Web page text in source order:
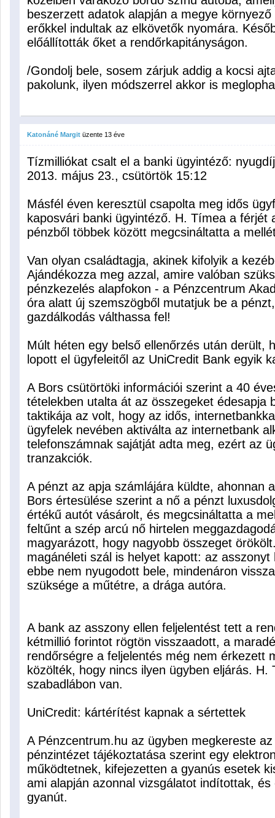
beszerzett adatok alapján a megye
erőkkel indultak az elkövetők nyomára.
előállították őket a rendőrkapitányságon.
/Gondolj bele, sosem zárjuk addig a kocsi
pakolunk, ilyen módszerrel akkor is
Katonáné Margit üzente 13 éve
Tízmilliókat csalt el a banki ügyintéző:
2013. május 23., csütörtök 15:12
Másfél éven keresztül csapolta meg idős
kaposvári banki ügyintéző. H. Tímea a férjét
pénzből többek között megcsináltatta a
Van olyan családtagja, akinek kifolyik a
Ajándékozza meg azzal, amire valóban
pénzkezelés alapfokon - a Pénzcentrum
óra alatt új szemszögből mutatjuk be a
gazdálkodás válthassa fel!
Múlt héten egy belső ellenőrzés után derült,
lopott el ügyfeleitől az UniCredit Bank egyik
A Bors csütörtöki információi szerint a 40
tételekben utalta át az összegeket édesapja
taktikája az volt, hogy az idős,
ügyfelek nevében aktiválta az internetbank
telefonszámnak sajátját adta meg, ezért az
tranzakciók.
A pénzt az apja számlájára küldte, ahonnan
Bors értesülése szerint a nő a pénzt
értékű autót vásárolt, és megcsináltatta a
feltűnt a szép arcú nő hirtelen
magyarázott, hogy nagyobb összeget
magánéleti szál is helyet kapott: az
ebbe nem nyugodott bele, mindenáron
szüksége a műtétre, a drága autóra.
A bank az asszony ellen feljelentést tett a
kétmillió forintot rögtön visszaadott, a
rendőrségre a feljelentés még nem érkezett
közölték, hogy nincs ilyen ügyben eljárás.
szabadlábon van.
UniCredit: kártérítést kapnak a sértettek
A Pénzcentrum.hu az ügyben megkereste
pénzintézet tájékoztatása szerint egy
működtetnek, kifejezetten a gyanús esetek
ami alapján azonnal vizsgálatot indítottak,
gyanút.